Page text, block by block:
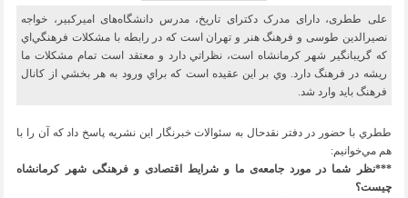
علی ططری، دارای مدرک دکترای تاریخ، مدرس‌ دانشگاه‌های اميركبير، خواجه
نصیر‌الدین طوسی و فرهنگ هنر و تهران است كه در رابطه با مشكلات فرهنگي‌اي
كه گريبانگير شهر كرمانشاه است، نظراتي دارد و معتقد است تمام مشكلات ما
ريشه در فرهنگ دارد. وي بر اين عقيده است كه براي ورود به هر بخشي از كانال
فرهنگ بايد وارد شد.
ططري با حضور در دفتر نقدحال به سئوالات خبرنگار این نشریه پاسخ داد كه آن را با
هم مي‌خوانيم:
***نظر شما در مورد جامعه‌ی ما و شرایط اقتصادی و فرهنگی شهر کرمانشاه
چیست؟